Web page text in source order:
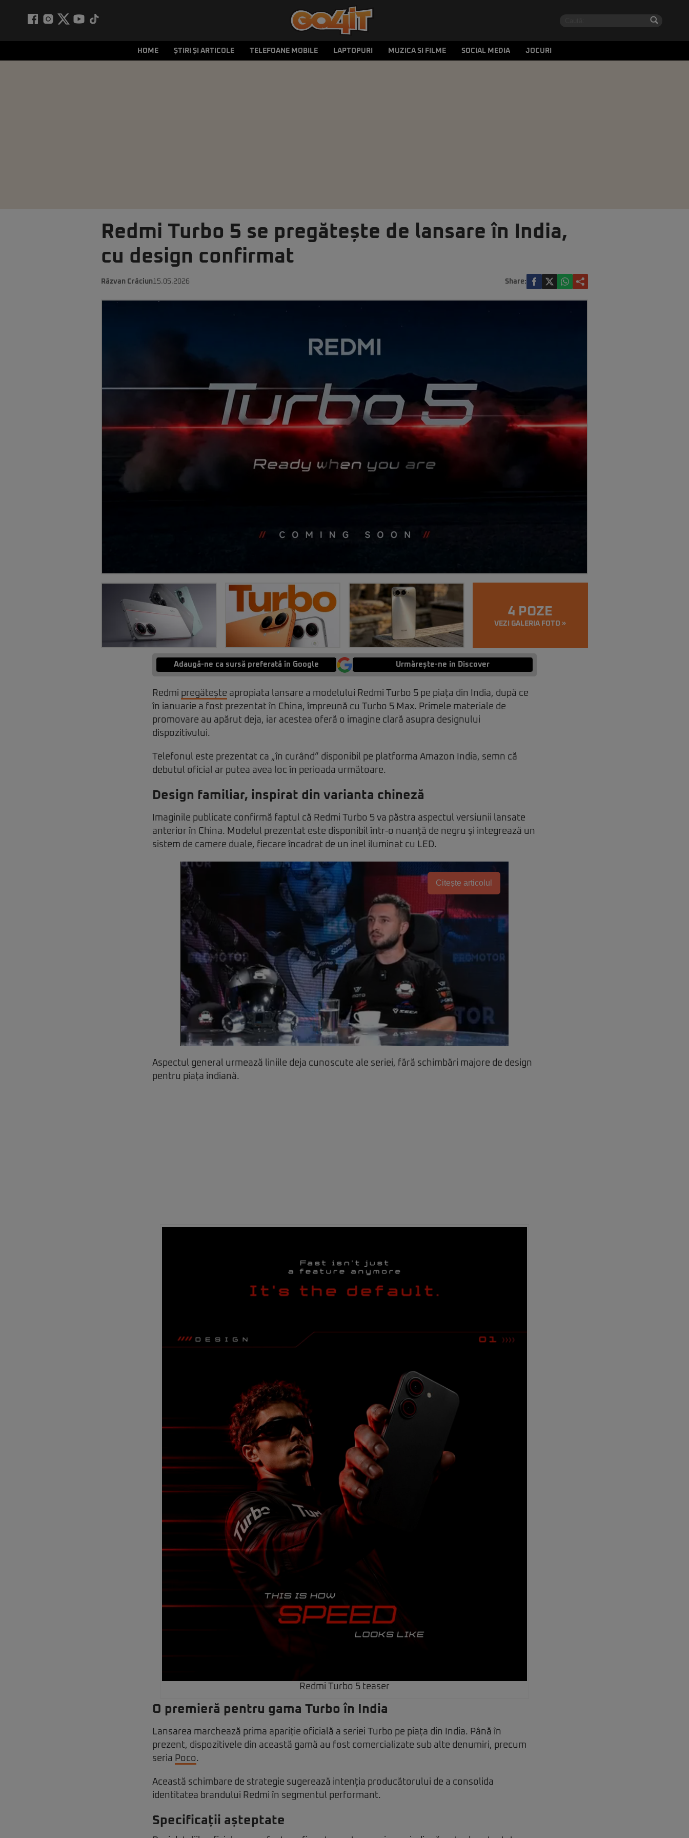
HOME ȘTIRI ȘI ARTICOLE TELEFOANE MOBILE LAPTOPURI MUZICA SI FILME SOCIAL MEDIA JOCURI
Redmi Turbo 5 se pregătește de lansare în India,
cu design confirmat
Răzvan Crăciun15.05.2026 Share:
4 POZE
VEZI GALERIA FOTO »
Adaugă-ne ca sursă preferată în Google Urmărește-ne in Discover
Redmi pregătește apropiata lansare a modelului Redmi Turbo 5 pe piața din India, după ce
în ianuarie a fost prezentat în China, împreună cu Turbo 5 Max. Primele materiale de
promovare au apărut deja, iar acestea oferă o imagine clară asupra designului
dispozitivului.
Telefonul este prezentat ca „în curând” disponibil pe platforma Amazon India, semn că
debutul oficial ar putea avea loc în perioada următoare.
Design familiar, inspirat din varianta chineză
Imaginile publicate confirmă faptul că Redmi Turbo 5 va păstra aspectul versiunii lansate
anterior în China. Modelul prezentat este disponibil într-o nuanță de negru și integrează un
sistem de camere duale, fiecare încadrat de un inel iluminat cu LED.
Citește articolul
Aspectul general urmează liniile deja cunoscute ale seriei, fără schimbări majore de design
pentru piața indiană.
Redmi Turbo 5 teaser
O premieră pentru gama Turbo în India
Lansarea marchează prima apariție oficială a seriei Turbo pe piața din India. Până în
prezent, dispozitivele din această gamă au fost comercializate sub alte denumiri, precum
seria Poco.
Această schimbare de strategie sugerează intenția producătorului de a consolida
identitatea brandului Redmi în segmentul performant.
Specificații așteptate